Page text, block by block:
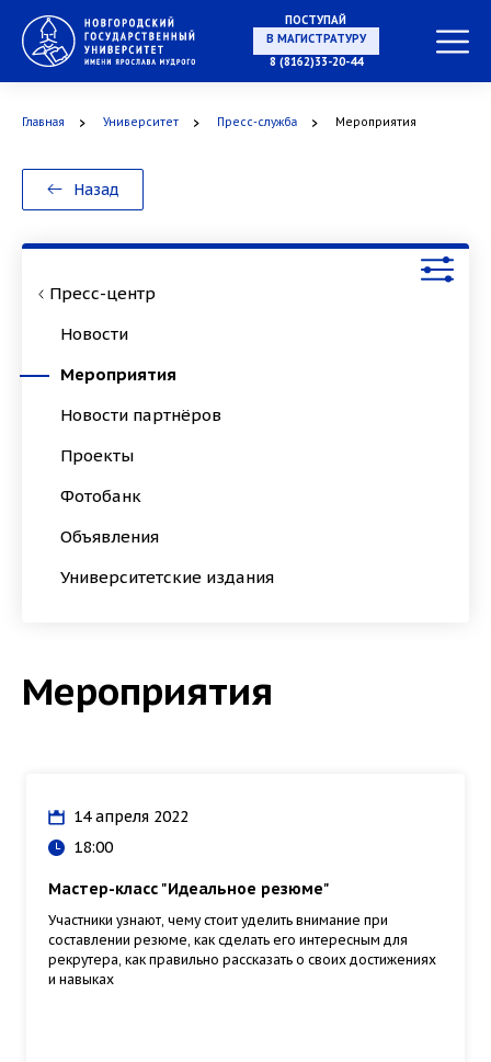
ПОСТУПАЙ
В МАГИСТРАТУРУ
В ОРДИНАТУРУ
8 (8162)33-20-44
Главная Университет Пресс-служба Мероприятия
Назад
Пресс-центр
Новости
Мероприятия
Новости партнёров
Проекты
Фотобанк
Объявления
Университетские издания
Мероприятия
14 апреля 2022
18:00
Мастер-класс "Идеальное резюме"
Участники узнают, чему стоит уделить внимание при
составлении резюме, как сделать его интересным для
рекрутера, как правильно рассказать о своих достижениях
и навыках